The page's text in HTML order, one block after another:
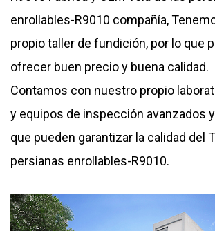
enrollables-R9010 compañía,
propio taller de fundición, por lo que
ofrecer buen precio y buena calidad.
Contamos con nuestro propio
y equipos de inspección avanzados
que pueden garantizar la calidad del
persianas enrollables-R9010.